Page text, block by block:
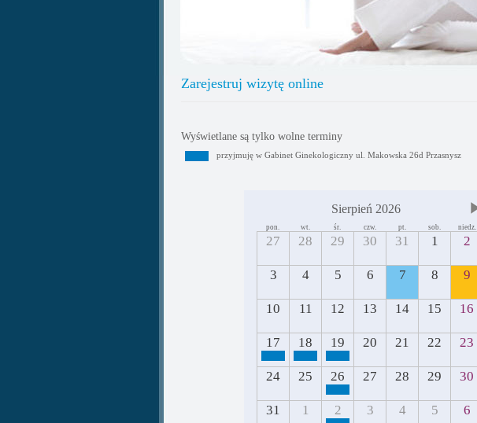
Zarejestruj wizytę online
Wyświetlane są tylko wolne terminy
przyjmuję w Gabinet Ginekologiczny ul. Makowska 26d Przasnysz
Sierpień 2026
pon. wt. śr. czw. pt. sob. niedz.
27 28 29 30 31 1 2
3 4 5 6 7 8 9
10 11 12 13 14 15 16
17 18 19 20 21 22 23
24 25 26 27 28 29 30
31 1 2 3 4 5 6